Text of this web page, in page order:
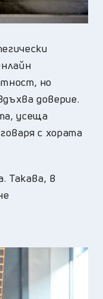
но
доверие.
усеща
с хората
Такава, в